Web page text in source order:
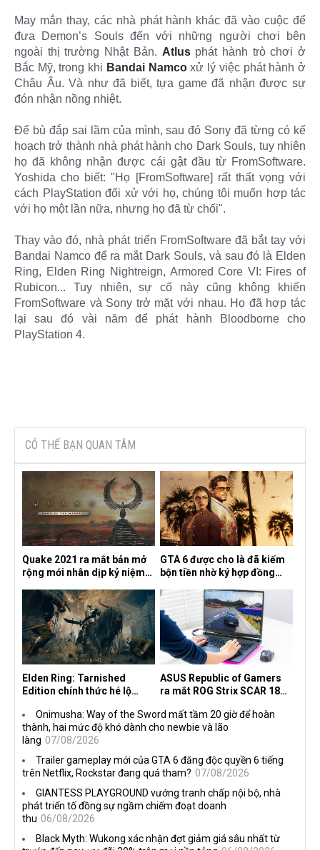
May mắn thay, các nhà phát hành khác đã vào cuộc để
đưa Demon’s Souls đến với những người chơi bên
ngoài thị trường Nhật Bản. Atlusphát hành trò chơi ở
Bắc Mỹ, trong khi Bandai Namcoxử lý việc phát hành ở
Châu Âu. Và như đã biết, tựa game đã nhận được sự
đón nhận nồng nhiệt.
Để bù đắp sai lầm của mình, sau đó Sony đã từng có kế
hoạch trở thành nhà phát hành cho Dark Souls, tuy nhiên
họ đã không nhận được cái gật đầu từ FromSoftware.
Yoshida cho biết: "Họ [FromSoftware] rất thất vọng với
cách PlayStation đối xử với họ, chúng tôi muốn hợp tác
với họ một lần nữa, nhưng họ đã từ chối".
Thay vào đó, nhà phát triển FromSoftware đã bắt tay với
Bandai Namco để ra mắt Dark Souls, và sau đó là Elden
Ring, Elden Ring Nightreign, Armored Core VI: Fires of
Rubicon... Tuy nhiên, sự cố này cũng không khiến
FromSoftware và Sony trở mặt với nhau. Họ đã hợp tác
lại sau đó vài năm để phát hành Bloodborne cho
PlayStation 4.
CÓ THỂ BẠN QUAN TÂM
Quake 2021 ra mắt bản mở
rộng mới nhân dịp kỷ niệm
the Machine
GTA 6 được cho là đã kiếm
bộn tiền nhờ ký hợp đồng
Elden Ring: Tarnished
Edition chính thức hé lộ
ASUS Republic of Gamers
ra mắt ROG Strix SCAR 18
Onimusha: Way of the Sword mất tầm 20 giờ để hoàn
thành, hai mức độ khó dành cho newbie và lão
làng 07/08/2026
Trailer gameplay mới của GTA 6 đăng độc quyền 6 tiếng
trên Netflix, Rockstar đang quá tham? 07/08/2026
GIANTESS PLAYGROUND vướng tranh chấp nội bộ, nhà
phát triển tố đồng sự ngầm chiếm đoạt doanh
thu 06/08/2026
Black Myth: Wukong xác nhận đợt giảm giá sâu nhất từ